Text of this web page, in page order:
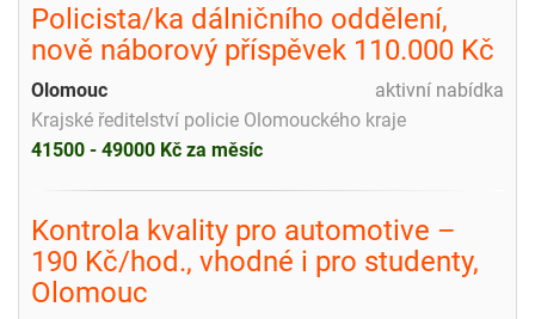
Policista/ka dálničního oddělení,
nově náborový příspěvek 110.000 Kč
aktivní nabídka
Olomouc
Krajské ředitelství policie Olomouckého kraje
41500 - 49000 Kč za měsíc
Kontrola kvality pro automotive –
190 Kč/hod., vhodné i pro studenty,
Olomouc